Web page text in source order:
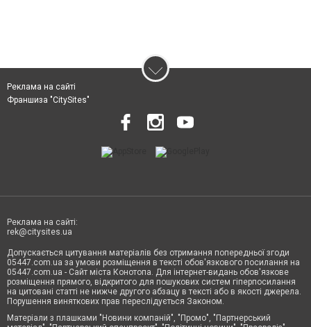
Реклама на сайті
Франшиза "CitySites"
Реклама на сайті:
rek@citysites.ua
Допускається цитування матеріалів без отримання попередньої згоди
05447.com.ua за умови розміщення в тексті обов'язкового посилання на
05447.com.ua - Сайт міста Конотопа. Для інтернет-видань обов'язкове
розміщення прямого, відкритого для пошукових систем гіперпосилання
на цитовані статті не нижче другого абзацу в тексті або в якості джерела.
Порушення виняткових прав переслідується Законом.
Матеріали з плашками "Новини компаній", "Промо", "Партнерський